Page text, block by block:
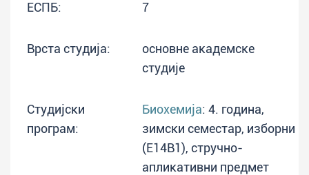
ЕСПБ: 7
Врста студија:
основне академске
студије
Студијски
програм:
Биохемија: 4. година,
зимски семестар, изборни
(E14B1), стручно-
апликативни предмет